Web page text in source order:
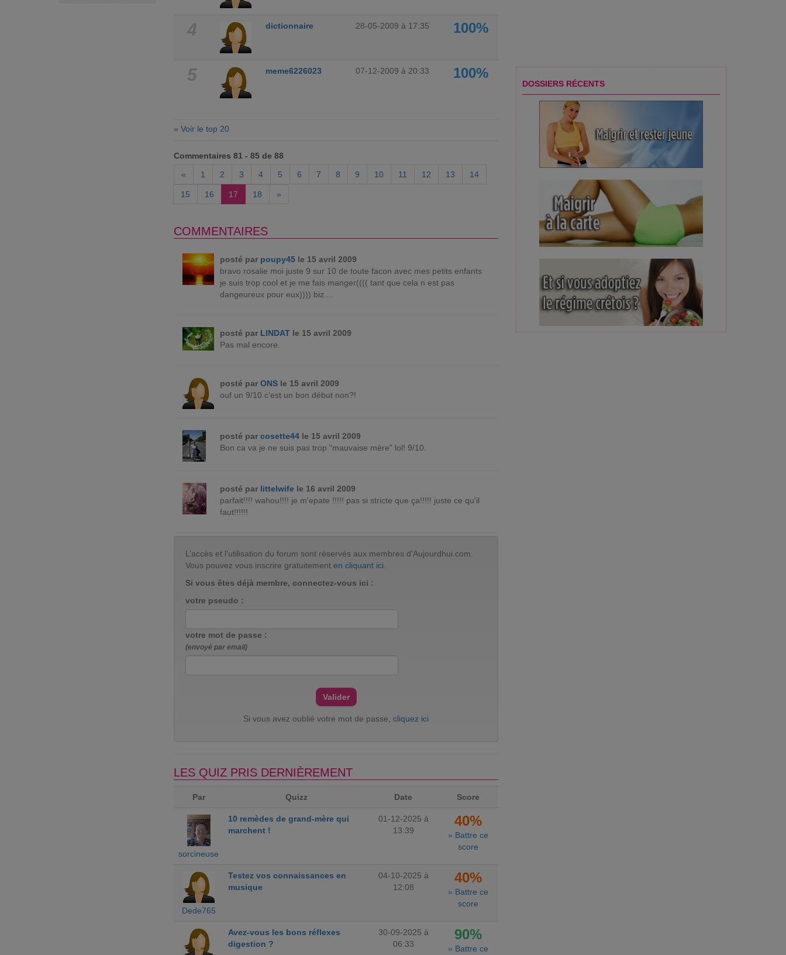
4 dictionnaire 28-05-2009 à 17:35 100%
5 meme6226023 07-12-2009 à 20:33 100%
» Voir le top 20
Commentaires 81 - 85 de 88
«
1 2 3 4 5 6 7 8 9 10 11 12 13 14
15 16 17 18 »
COMMENTAIRES
posté par poupy45 le 15 avril 2009
bravo rosalie moi juste 9 sur 10 de toute facon avec mes petits enfants
je suis trop cool et je me fais manger(((( tant que cela n est pas
dangeureux pour eux)))) biz....
posté par LINDAT le 15 avril 2009
Pas mal encore.
posté parONS le 15 avril 2009
ouf un 9/10 c'est un bon début non?!
posté parcosette44 le 15 avril 2009
Bon ca va je ne suis pas trop "mauvaise mère" lol! 9/10.
posté par littelwife le 16 avril 2009
parfait!!!! wahou!!!! je m'epate !!!!! pas si stricte que ça!!!!! juste ce qu'il
faut!!!!!!
L’accès et l’utilisation du forum sont réservés aux membres d'Aujourdhui.com.
Vous pouvez vous inscrire gratuitement en cliquant ici
Si vous êtes déjà membre, connectez-vous ici :
votre pseudo :
votre mot de passe :
(envoyé par email)
Si vous avez oublié votre mot de passe, cliquez ici
LES QUIZ PRIS DERNIÈREMENT
Par Quizz Date Score
sorcineuse
10 remèdes de grand-mère qui
marchent !
01-12-2025 à
13:39
40%
» Battre ce
score
Dede765
Testez vos connaissances en
musique
04-10-2025 à
12:08
40%
» Battre ce
score
Avez-vous les bons réflexes
digestion ?
30-09-2025 à
06:33
90%
» Battre ce
DOSSIERS RÉCENTS